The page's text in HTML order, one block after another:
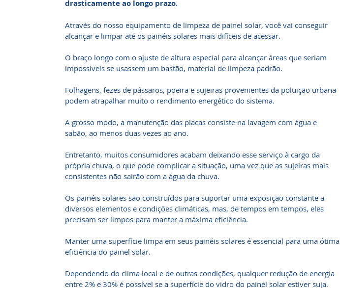
drasticamente ao longo prazo.
Através do nosso equipamento de limpeza de painel solar, você vai conseguir
alcançar e limpar até os painéis solares mais difíceis de acessar.
O braço longo com o ajuste de altura especial para alcançar áreas que seriam
impossíveis se usassem um bastão, material de limpeza padrão.
Folhagens, fezes de pássaros, poeira e sujeiras provenientes da poluição urbana
podem atrapalhar muito o rendimento energético do sistema.
A grosso modo, a manutenção das placas consiste na lavagem com água e
sabão, ao menos duas vezes ao ano.
Entretanto, muitos consumidores acabam deixando esse serviço à cargo da
própria chuva, o que pode complicar a situação, uma vez que as sujeiras mais
consistentes não sairão com a água da chuva.
Os painéis solares são construídos para suportar uma exposição constante a
diversos elementos e condições climáticas, mas, de tempos em tempos, eles
precisam ser limpos para manter a máxima eficiência.
Manter uma superfície limpa em seus painéis solares é essencial para uma ótima
eficiência do painel solar.
Dependendo do clima local e de outras condições, qualquer redução de energia
entre 2% e 30% é possível se a superfície do vidro do painel solar estiver suja.